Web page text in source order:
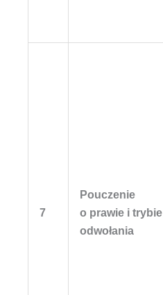
7
Pouczenie
o prawie i trybie
odwołania